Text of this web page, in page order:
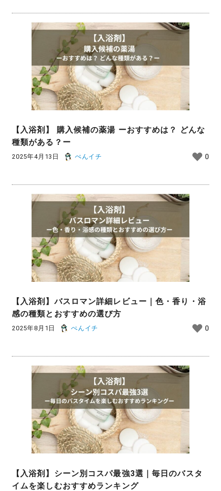
【入浴剤】 購入候補の薬湯 ーおすすめは？ どんな
種類がある？ー
2025年4月13日 ぺんイチ 0
【入浴剤】バスロマン詳細レビュー｜色・香り・浴
感の種類とおすすめの選び方
2025年8月1日 ぺんイチ 0
【入浴剤】シーン別コスパ最強3選｜毎日のバスタ
イムを楽しむおすすめランキング